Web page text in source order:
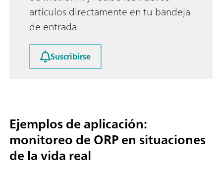
artículos directamente en tu bandeja
de entrada.
Suscribirse
Ejemplos de aplicación:
monitoreo de ORP en situaciones
de la vida real